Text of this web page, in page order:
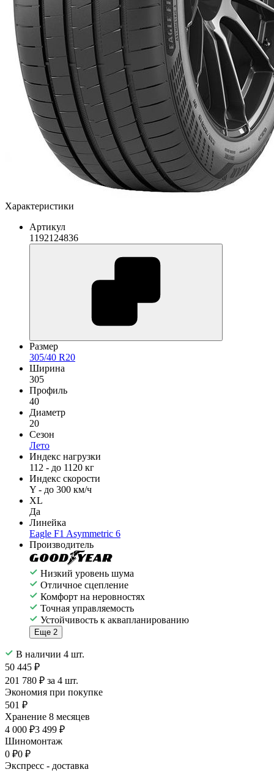
Характеристики
Артикул
1192124836
Размер
305/40 R20
Ширина
305
Профиль
40
Диаметр
20
Сезон
Лето
Индекс нагрузки
112 - до 1120 кг
Индекс скорости
Y - до 300 км/ч
XL
Да
Линейка
Eagle F1 Asymmetric 6
Производитель
Низкий уровень шума
Отличное сцепление
Комфорт на неровностях
Точная управляемость
Устойчивость к аквапланированию
Еще 2
В наличии 4 шт.
50 445 ₽
201 780 ₽ за 4 шт.
Экономия при покупке
501 ₽
Хранение 8 месяцев
4 000 ₽3 499 ₽
Шиномонтаж
0 ₽0 ₽
Экспресс - доставка